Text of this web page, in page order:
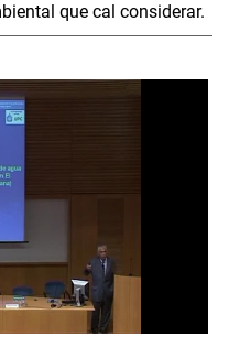
que cal considerar.